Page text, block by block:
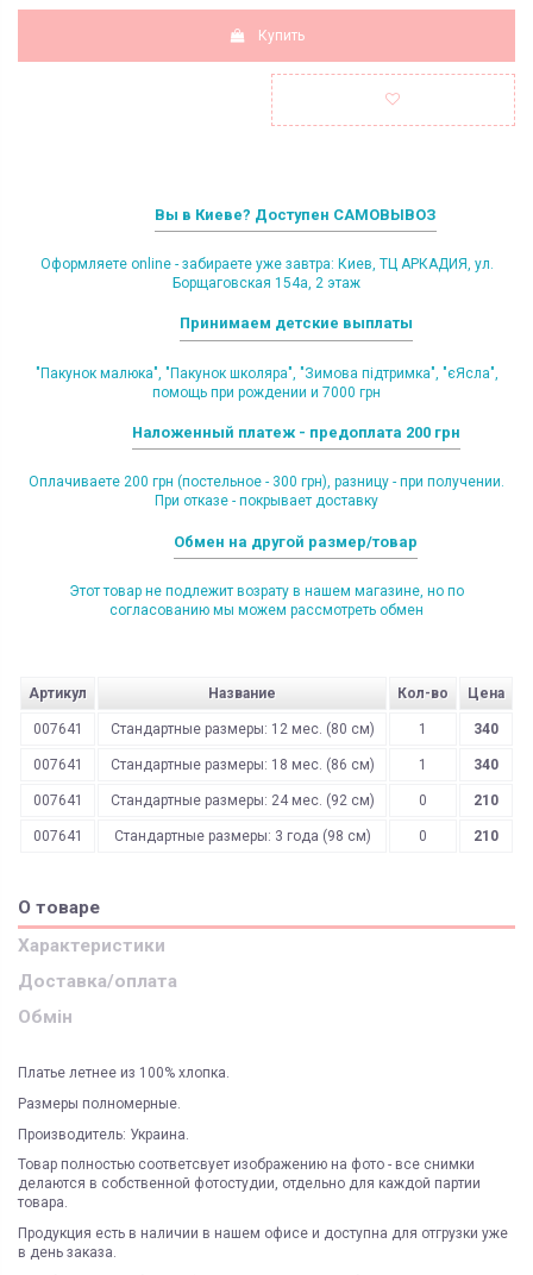
Купить
Вы в Киеве? Доступен САМОВЫВОЗ
Оформляете online - забираете уже завтра: Киев, ТЦ АРКАДИЯ, ул.
Борщаговская 154а, 2 этаж
Принимаем детские выплаты
"Пакунок малюка", "Пакунок школяра", "Зимова підтримка", "єЯсла",
помощь при рождении и 7000 грн
Наложенный платеж - предоплата 200 грн
Оплачиваете 200 грн (постельное - 300 грн), разницу - при получении.
При отказе - покрывает доставку
Обмен на другой размер/товар
Этот товар не подлежит возрату в нашем магазине, но по
согласованию мы можем рассмотреть обмен
Артикул Название Кол-во Цена
007641 Стандартные размеры: 12 мес. (80 см) 1 340
007641 Стандартные размеры: 18 мес. (86 см) 1 340
007641 Стандартные размеры: 24 мес. (92 см) 0 210
007641 Стандартные размеры: 3 года (98 см) 0 210
О товаре
Характеристики
Доставка/оплата
Обмін
Платье летнее из 100% хлопка.
Размеры полномерные.
Производитель: Украина.
Товар полностью соответсвует изображению на фото - все снимки
делаются в собственной фотостудии, отдельно для каждой партии
товара.
Продукция есть в наличии в нашем офисе и доступна для отгрузки уже
в день заказа.